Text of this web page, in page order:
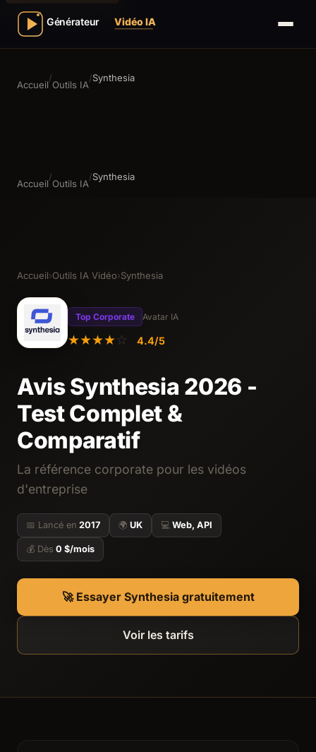
Accueil
/
Outils IA
/Synthesia
Accueil
/
Outils IA
/Synthesia
Accueil›Outils IA Vidéo›Synthesia
Top Corporate Avatar IA
★★★★ ☆ 4.4/5
Avis Synthesia 2026 -
Test Complet &
Comparatif
La référence corporate pour les vidéos
d'entreprise
📅 Lancé en 2017 🌍 UK 💻 Web, API
💰 Dès 0 $/mois
🚀 Essayer Synthesia gratuitement
Voir les tarifs